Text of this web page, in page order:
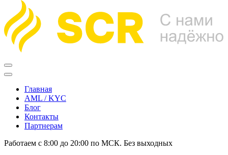
Главная
AML / KYC
Блог
Контакты
Партнерам
Работаем с 8:00 до 20:00 по МСК. Без выходных